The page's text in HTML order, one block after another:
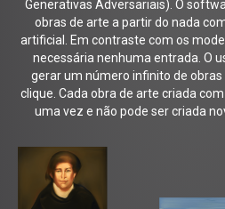
Generativas Adversariais). O
obras de arte a partir do nada
artificial. Em contraste com os
necessária nenhuma entrada. O
gerar um número infinito de
clique. Cada obra de arte criada
uma vez e não pode ser criada